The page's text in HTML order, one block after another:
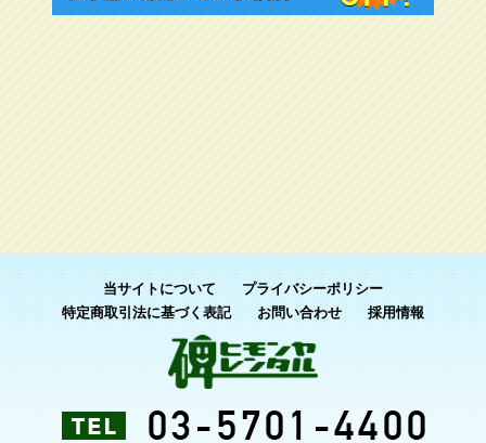
当サイトについて
プライバシーポリシー
特定商取引法に基づく表記
お問い合わせ 採用情報